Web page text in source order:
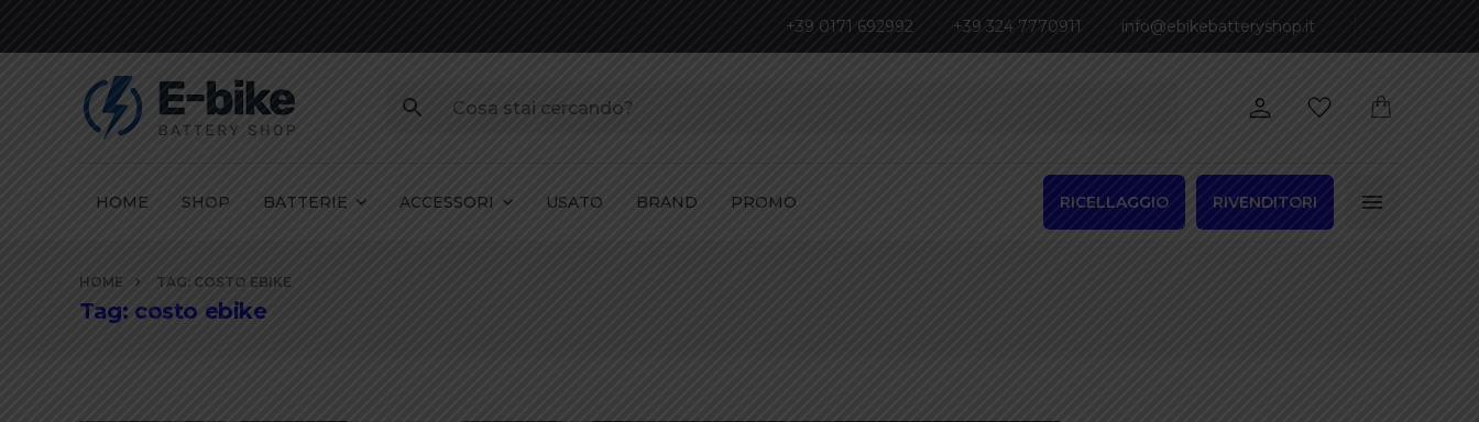
contenuti
+39 0171 692992 +39 324 7770911 info@ebikebatteryshop.it
HOME SHOP BATTERIE ACCESSORI USATO BRAND PROMO RICELLAGGIO RIVENDITORI
HOME TAG: COSTO EBIKE
Tag: costo ebike